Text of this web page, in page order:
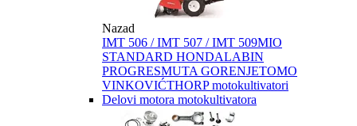
Nazad
IMT 506 / IMT 507 / IMT 509MIO
STANDARD HONDALABIN
PROGRESMUTA GORENJETOMO
VINKOVIĆTHORP motokultivatori
Delovi motora motokultivatora